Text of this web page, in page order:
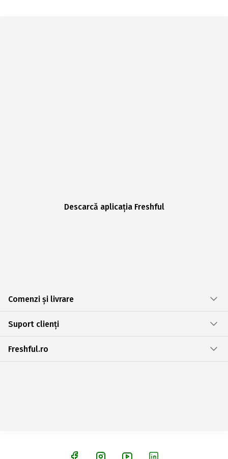
Descarcă aplicația Freshful
Comenzi și livrare
Suport clienți
Freshful.ro